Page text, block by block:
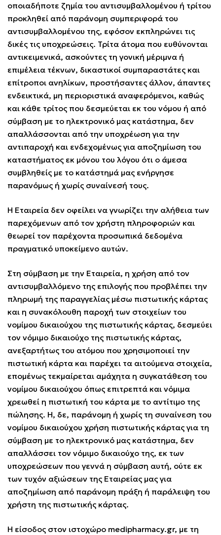
οποιαδήποτε ζημία του αντισυμβαλλομένου ή τρίτου
προκληθεί από παράνομη συμπεριφορά του
αντισυμβαλλομένου της, εφόσον εκπληρώνει τις
δικές τις υποχρεώσεις. Τρίτα άτομα που ευθύνονται
αντικειμενικά, ασκούντες τη γονική μέριμνα ή
επιμέλεια τέκνων, δικαστικοί συμπαραστάτες και
επίτροποι ανηλίκων, προστήσαντες άλλον, άπαντες
ενδεικτικά, μη περιοριστικά αναφερόμενοι, καθώς
και κάθε τρίτος που δεσμεύεται εκ του νόμου ή από
σύμβαση με το ηλεκτρονικό μας κατάστημα, δεν
απαλλάσσονται από την υποχρέωση για την
αντιπαροχή και ενδεχομένως για αποζημίωση του
καταστήματος εκ μόνου του λόγου ότι ο άμεσα
συμβληθείς με το κατάστημά μας ενήργησε
παρανόμως ή χωρίς συναίνεσή τους.
Η Εταιρεία δεν οφείλει να γνωρίζει την αλήθεια των
παρεχόμενων από τον χρήστη πληροφοριών και
θεωρεί τον παρέχοντα προσωπικά δεδομένα
πραγματικό υποκείμενο αυτών.
Στη σύμβαση με την Εταιρεία, η χρήση από τον
αντισυμβαλλόμενο της επιλογής που προβλέπει την
πληρωμή της παραγγελίας μέσω πιστωτικής κάρτας
και η συνακόλουθη παροχή των στοιχείων του
νομίμου δικαιούχου της πιστωτικής κάρτας, δεσμεύει
τον νόμιμο δικαιούχο της πιστωτικής κάρτας,
ανεξαρτήτως του ατόμου που χρησιμοποιεί την
πιστωτική κάρτα και παρέχει τα αιτούμενα στοιχεία,
επομένως τεκμαίρεται αμάχητα η συγκατάθεση του
νομίμου δικαιούχου όπως επιτρεπτά και νόμιμα
χρεωθεί η πιστωτική του κάρτα με το αντίτιμο της
πώλησης. Η, δε, παράνομη ή χωρίς τη συναίνεση του
νομίμου δικαιούχου χρήση πιστωτικής κάρτας για τη
σύμβαση με το ηλεκτρονικό μας κατάστημα, δεν
απαλλάσσει τον νόμιμο δικαιούχο της, εκ των
υποχρεώσεων που γεννά η σύμβαση αυτή, ούτε εκ
των τυχόν αξιώσεων της Εταιρείας μας για
αποζημίωση από παράνομη πράξη ή παράλειψη του
χρήστη της πιστωτικής κάρτας.
Η είσοδος στον ιστοχώρο medipharmacy.gr, με τη